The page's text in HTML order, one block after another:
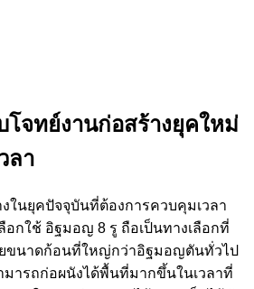
จทย์งานก่อสร้างยุคใหม่
ลา
ในยุคปัจจุบันที่ต้องการควบคุมเวลา
อกใช้ อิฐมอญ 8 รู ถือเป็นทางเลือกที่
ขนาดก้อนที่ใหญ่กว่าอิฐมอญตันทั่วไป
มารถก่อผนังได้พื้นที่มากขึ้นในเวลาที่